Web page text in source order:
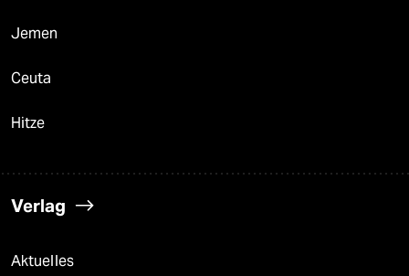
Jemen
Ceuta
Hitze
Verlag
Aktuelles